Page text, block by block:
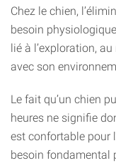
Chez le chien,
besoin
lié à l’exploration,
avec son
Le fait qu’un chien
heures ne signifie
est confortable pour
besoin fondamental